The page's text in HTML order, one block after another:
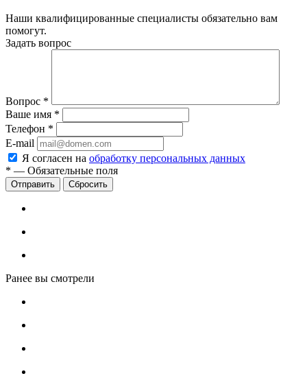
Наши квалифицированные специалисты обязательно вам
помогут.
Задать вопрос
Вопрос *
Ваше имя *
Телефон *
E-mail
Я согласен на обработку персональных данных
* — Обязательные поля
Сбросить
Ранее вы смотрели